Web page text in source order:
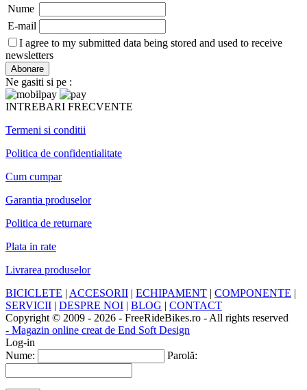
Nume
E-mail
I agree to my submitted data being stored and used to receive
newsletters
Ne gasiti si pe :
INTREBARI FRECVENTE
Termeni si conditii
Politica de confidentialitate
Cum cumpar
Garantia produselor
Politica de returnare
Plata in rate
Livrarea produselor
BICICLETE | ACCESORII | ECHIPAMENT | COMPONENTE |
SERVICII | DESPRE NOI | BLOG | CONTACT
Copyright © 2009 - 2026 - FreeRideBikes.ro - All rights reserved
- Magazin online creat de End Soft Design
Log-in
Nume:
Parolă: